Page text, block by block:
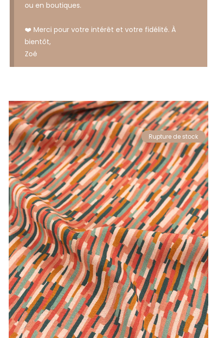
ou en boutiques.
❤️ Merci pour votre intérêt et votre fidélité. À
bientôt,
Zoé
Rupture de stock